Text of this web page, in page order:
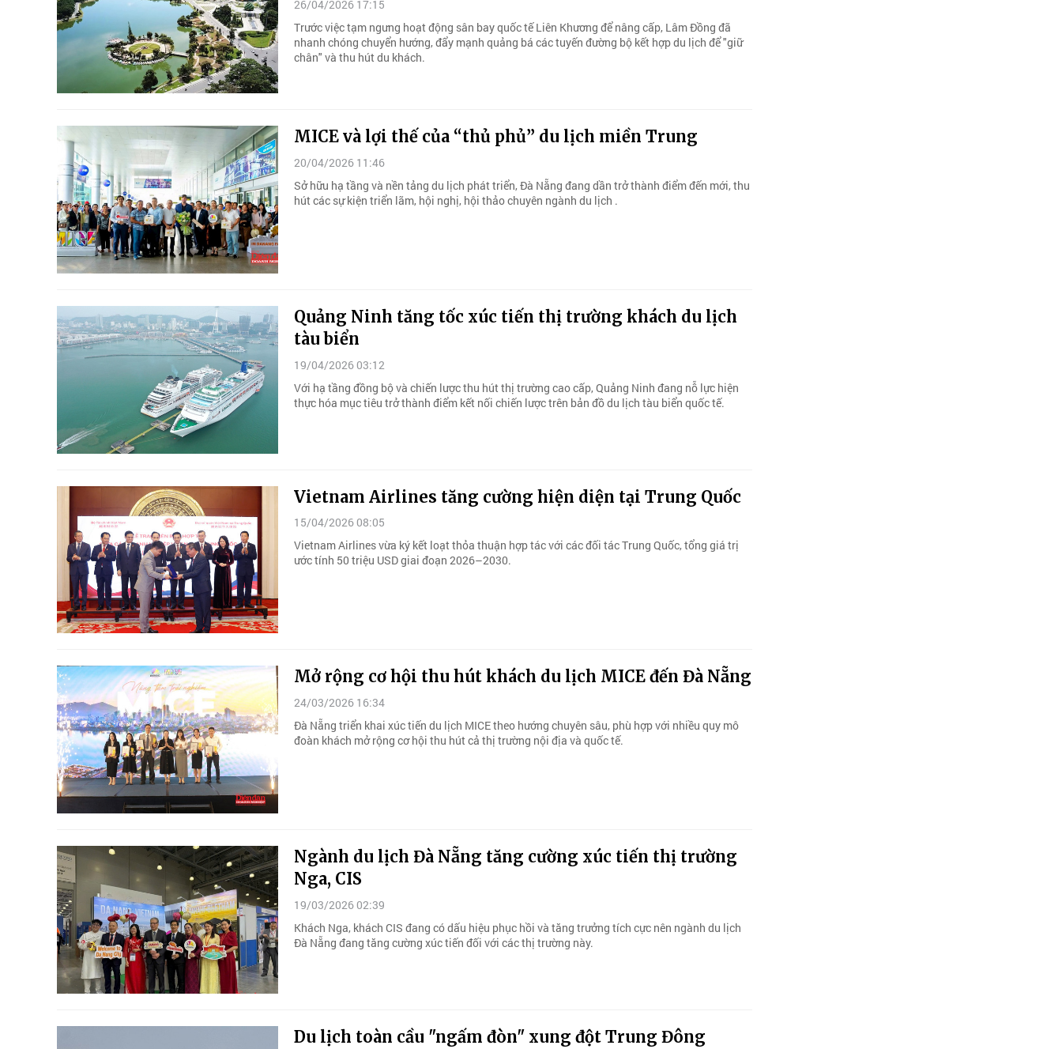
26/04/2026 17:15
Trước việc tạm ngưng hoạt động sân bay quốc tế Liên Khương để nâng cấp, Lâm Đồng đã
nhanh chóng chuyển hướng, đẩy mạnh quảng bá các tuyến đường bộ kết hợp du lịch để "giữ
chân" và thu hút du khách.
MICE và lợi thế của “thủ phủ” du lịch miền Trung
20/04/2026 11:46
Sở hữu hạ tầng và nền tảng du lịch phát triển, Đà Nẵng đang dần trở thành điểm đến mới, thu
hút các sự kiện triển lãm, hội nghị, hội thảo chuyên ngành du lịch .
Quảng Ninh tăng tốc xúc tiến thị trường khách du lịch
tàu biển
19/04/2026 03:12
Với hạ tầng đồng bộ và chiến lược thu hút thị trường cao cấp, Quảng Ninh đang nỗ lực hiện
thực hóa mục tiêu trở thành điểm kết nối chiến lược trên bản đồ du lịch tàu biển quốc tế.
Vietnam Airlines tăng cường hiện diện tại Trung Quốc
15/04/2026 08:05
Vietnam Airlines vừa ký kết loạt thỏa thuận hợp tác với các đối tác Trung Quốc, tổng giá trị
ước tính 50 triệu USD giai đoạn 2026–2030.
Mở rộng cơ hội thu hút khách du lịch MICE đến Đà Nẵng
24/03/2026 16:34
Đà Nẵng triển khai xúc tiến du lịch MICE theo hướng chuyên sâu, phù hợp với nhiều quy mô
đoàn khách mở rộng cơ hội thu hút cả thị trường nội địa và quốc tế.
Ngành du lịch Đà Nẵng tăng cường xúc tiến thị trường
Nga, CIS
19/03/2026 02:39
Khách Nga, khách CIS đang có dấu hiệu phục hồi và tăng trưởng tích cực nên ngành du lịch
Đà Nẵng đang tăng cường xúc tiến đối với các thị trường này.
Du lịch toàn cầu "ngấm đòn" xung đột Trung Đông